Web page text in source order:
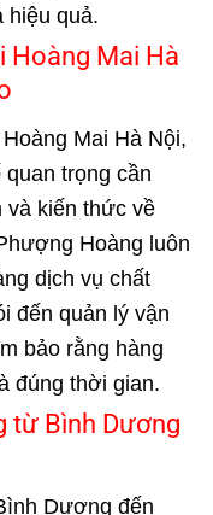
hiệu quả.
Hoàng Mai Hà
Mai Hà Nội,
trọng cần
và kiến thức về
Hoàng luôn
dịch vụ chất
đến quản lý vận
bảo rằng hàng
đúng thời gian.
từ Bình Dương
Dương đến